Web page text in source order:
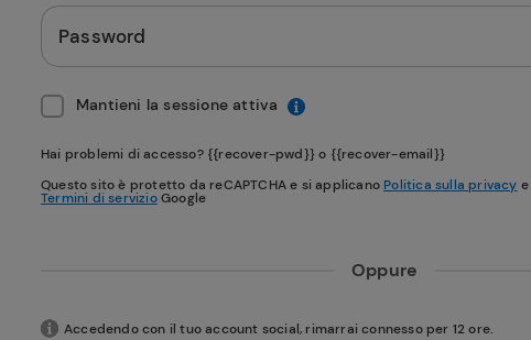
Password
Mantieni la sessione attiva
Hai problemi di accesso? {{recover-pwd}} o {{recover-email}}
Questo sito è protetto da reCAPTCHA e si applicano Politica sulla privacy e
Termini di servizioGoogle
Oppure
Accedendo con il tuo account social, rimarrai connesso per 12 ore.